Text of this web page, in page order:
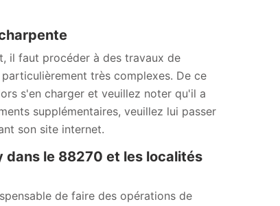
il faut procéder à des travaux de
très complexes. De ce
s'en charger et veuillez noter qu'il a
supplémentaires, veuillez lui passer
son site internet.
dans le 88270 et les localités
de faire des opérations de